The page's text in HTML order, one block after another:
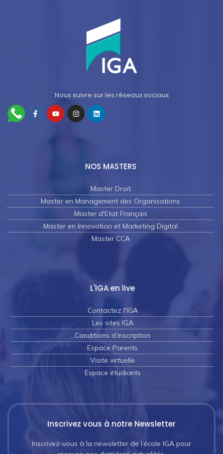
Nous suivre sur les réseaux sociaux
NOS MASTERS
Master Droit
Master en Management des Organisations
Master d'Etat Français
Master en Innovation et Marketing Digital
Master CCA
L'IGA en live
Contactez l'IGA
Les sites IGA
Conditions d’inscription
Espace Parents
Visite virtuelle
Espace étudiants
Inscrivez vous à notre Newsletter
Inscrivez-vous à la newsletter de l’école IGA pour